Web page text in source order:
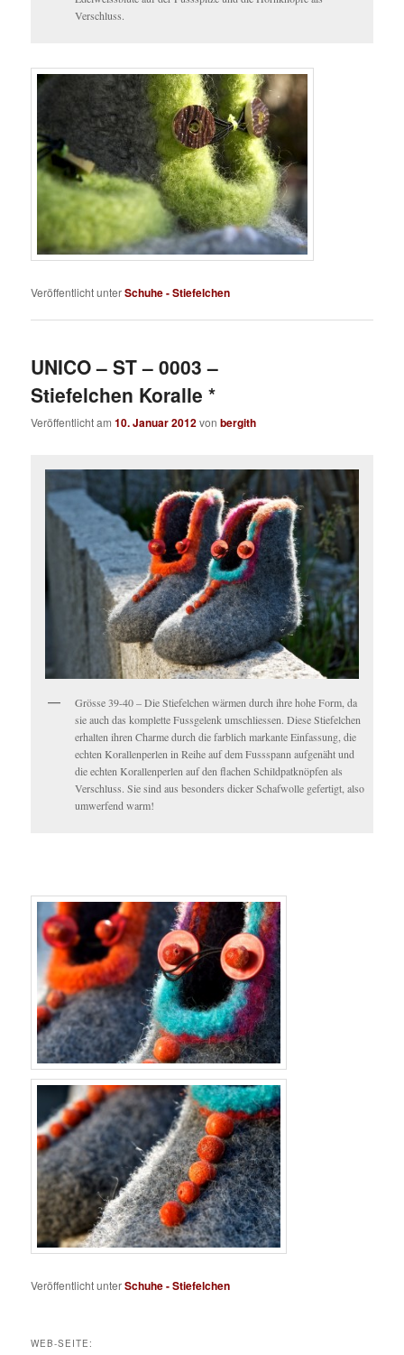
Verschluss.
Veröffentlicht unterSchuhe - Stiefelchen
UNICO – ST – 0003 –
Stiefelchen Koralle *
Veröffentlicht am10. Januar 2012vonbergith
Grösse 39-40 – Die Stiefelchen wärmen durch ihre hohe Form, da
sie auch das komplette Fussgelenk umschliessen. Diese Stiefelchen
erhalten ihren Charme durch die farblich markante Einfassung, die
echten Korallenperlen in Reihe auf dem Fussspann aufgenäht und
die echten Korallenperlen auf den flachen Schildpatknöpfen als
Verschluss. Sie sind aus besonders dicker Schafwolle gefertigt, also
umwerfend warm!
Veröffentlicht unterSchuhe - Stiefelchen
WEB-SEITE: